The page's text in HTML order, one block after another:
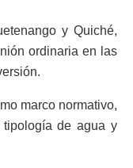
y Quiché,
ordinaria en las
marco normativo,
de agua y